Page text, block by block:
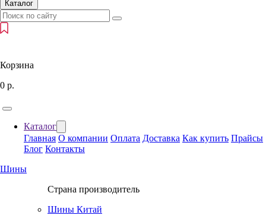
Каталог
Корзина
0 р.
Каталог
Главная О компании Оплата Доставка Как купить Прайсы
Блог Контакты
Шины
Страна производитель
Шины Китай